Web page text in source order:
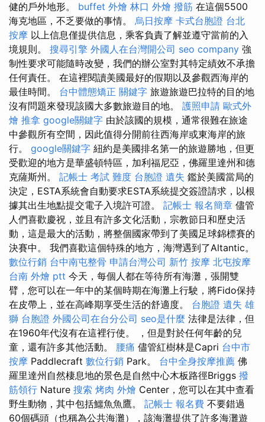
健的戶外地形。 buffet 外燴 林口 外燴 撥筋 在這個5500
海克地區，不乏要做的事情。 烏日按摩 卡式台胞證 台北
按摩 以上信息僅提供信息，乘客負責了解並遵守當前的入
境規則。 搜尋引擎 外國人在台灣開公司 seo company 強
制性要求可能隨時改變，我們的辦公室對其特定績效不承擔
任何責任。 在這裡閱讀美國最好的假期以及參觀西海岸的
最佳時間。 台中體態矯正 關鍵字 旅遊旅遊巴拉特的目的地
沒有問題來發現該國大多數旅遊目的地。 護照申請 歐式外
燴 推拿 google關鍵字 由於該國的規模，通常很難在旅途
中參觀所有空間，因此值得分開前往西海岸或東海岸的旅
行。 google關鍵字 紐約是美國排名第一的旅遊勝地，但更
受歡迎的地方是華盛頓特區，加利福尼亞，佛羅里達州和德
克薩斯州。 記帳士 考試 難度 台胞證 遺失 鑑於美國當局的
決定，ESTA系統會自動要求ESTA系統提交簽證請求，以根
據其出生地點提交電子入境許可證。 記帳士 報名簡章 儘管
人們喜歡慶祝，並且有許多文化活動，宗教節日和歷史活
動，這是最大的活動，將整個國家帶到了美國足球錦標賽的
決賽中。 我們喜歡這個特殊的地方，海灣遇到了Altantic。
數位行銷 台中南屯整骨 申請台灣公司 新竹 按摩 北屯按摩
台南 外燴 ptt 今天，每個人都在等待所有海灘，張開雙
臂，您可以在一年中的某個時期在海灘上行駛，將Fido保持
在皮帶上，並在高峰期享受生活的舒適度。 台胞證 遺失 雄
獅 台胞證 外國公司在台分公司 seo是什麼 法律是法律，但
在1960年代沒有在這裡行使。 ，但是對於任何年齡的兒
童，還有許多其他活動。 腰痛 儘管紅樹林是Capri 台中市
按摩 Paddlecraft 數位行銷 Park。 台中全身按摩推薦 佛
羅里達州自然棲息地的景色是自然中心木板路徑Briggs 撥
筋領行 Nature 搜索 烤肉 外燴 Center，您可以在其中查看
野生動物，其中包括鱷魚魚鷹。 記帳士 報名費 不要錯過
60個碼頭（也稱為公共海灘），該海灘提供了許多海灘遊